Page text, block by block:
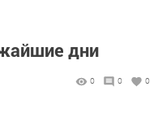
дни
0 0 0